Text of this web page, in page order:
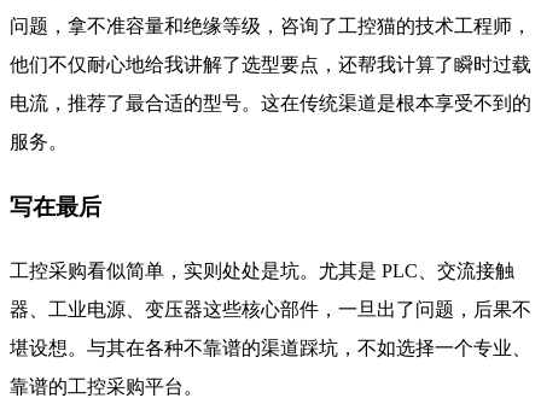
问题，拿不准容量和绝缘等级，咨询了工控猫的技术工程师，
他们不仅耐心地给我讲解了选型要点，还帮我计算了瞬时过载
电流，推荐了最合适的型号。这在传统渠道是根本享受不到的
服务。
写在最后
工控采购看似简单，实则处处是坑。尤其是 PLC、交流接触
器、工业电源、变压器这些核心部件，一旦出了问题，后果不
堪设想。与其在各种不靠谱的渠道踩坑，不如选择一个专业、
靠谱的工控采购平台。